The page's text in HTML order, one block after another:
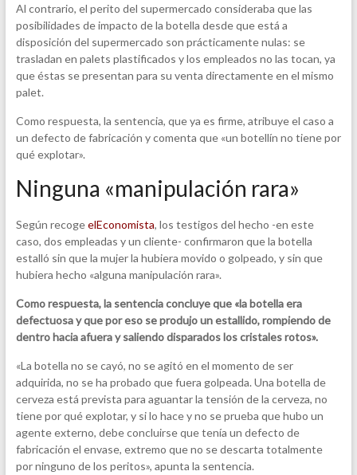
Al contrario, el perito del supermercado consideraba que las
posibilidades de impacto de la botella desde que está a
disposición del supermercado son prácticamente nulas: se
trasladan en palets plastificados y los empleados no las tocan, ya
que éstas se presentan para su venta directamente en el mismo
palet.
Como respuesta, la sentencia, que ya es firme, atribuye el caso a
un defecto de fabricación y comenta que «un botellín no tiene por
qué explotar».
Ninguna «manipulación rara»
Según recogeelEconomista, los testigos del hecho -en este
caso, dos empleadas y un cliente- confirmaron que la botella
estalló sin que la mujer la hubiera movido o golpeado, y sin que
hubiera hecho «alguna manipulación rara».
Como respuesta, la sentencia concluye que «la botella era
defectuosa y que por eso se produjo un estallido, rompiendo de
dentro hacia afuera y saliendo disparados los cristales rotos».
«La botella no se cayó, no se agitó en el momento de ser
adquirida, no se ha probado que fuera golpeada. Una botella de
cerveza está prevista para aguantar la tensión de la cerveza, no
tiene por qué explotar, y si lo hace y no se prueba que hubo un
agente externo, debe concluirse que tenía un defecto de
fabricación el envase, extremo que no se descarta totalmente
por ninguno de los peritos», apunta la sentencia.